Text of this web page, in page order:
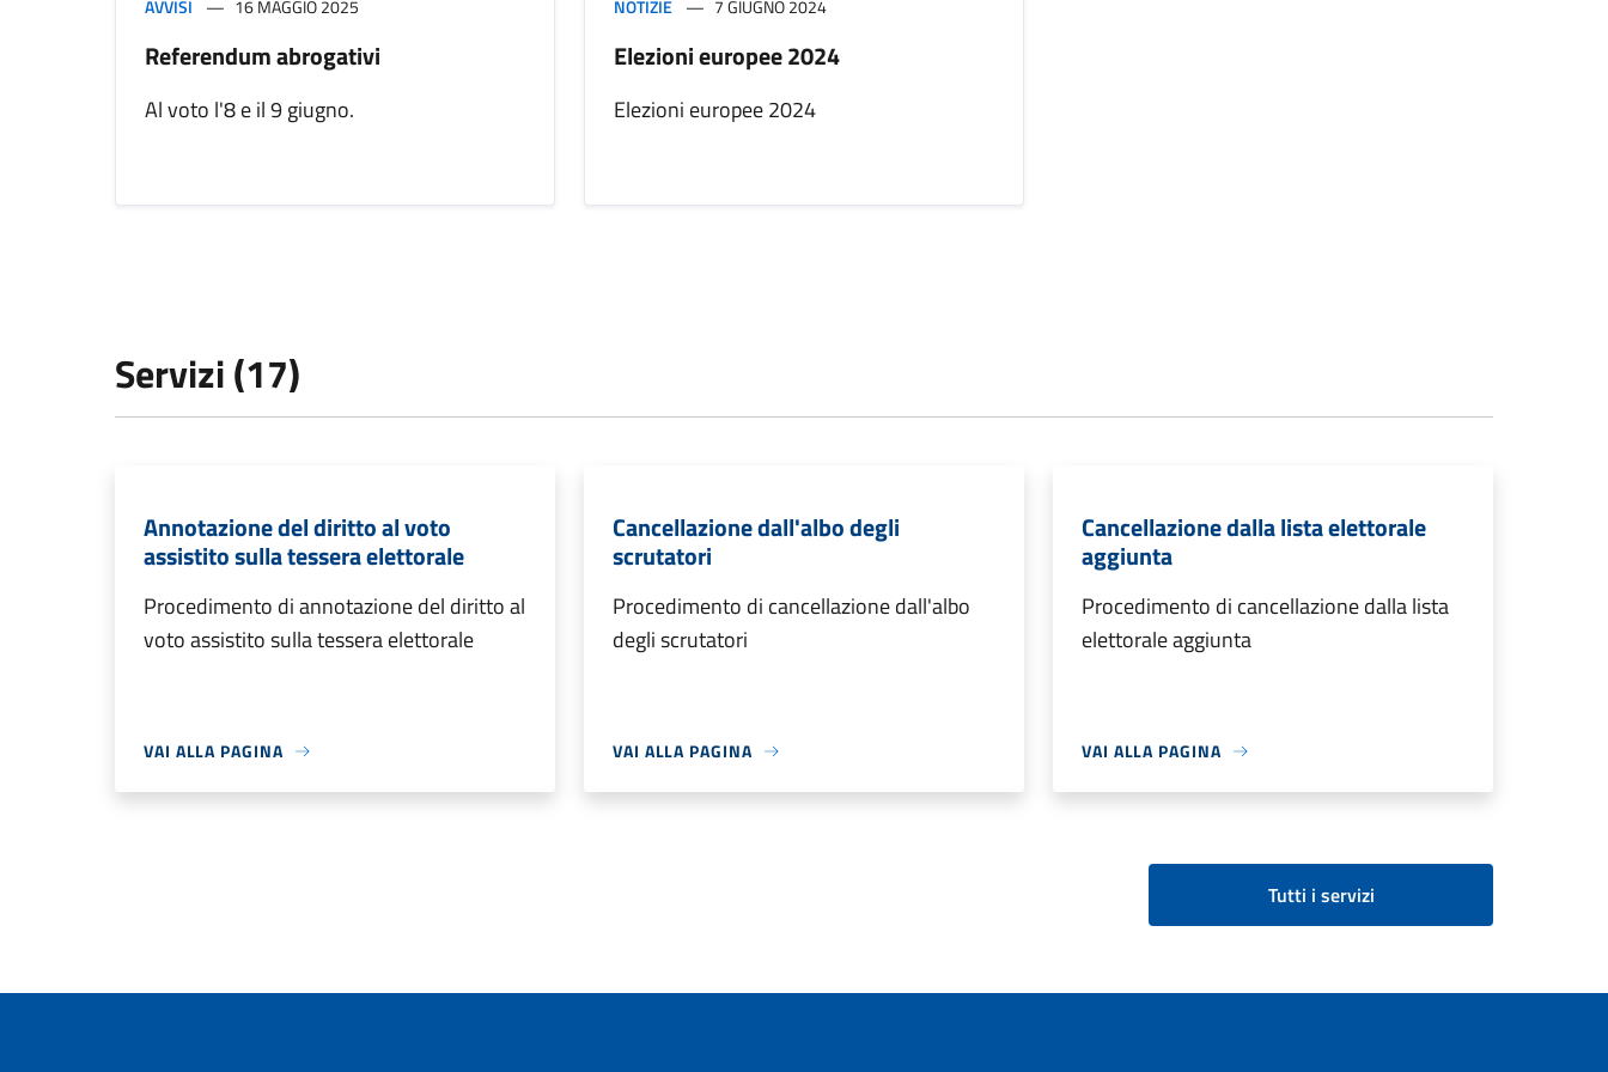
AVVISI 16 MAGGIO 2025
Referendum abrogativi
Al voto l'8 e il 9 giugno.
NOTIZIE 7 GIUGNO 2024
Elezioni europee 2024
Elezioni europee 2024
Servizi (17)
Annotazione del diritto al voto
assistito sulla tessera elettorale
Procedimento di annotazione del diritto al
voto assistito sulla tessera elettorale
VAI ALLA PAGINA
Cancellazione dall'albo degli
scrutatori
Procedimento di cancellazione dall'albo
degli scrutatori
VAI ALLA PAGINA
Cancellazione dalla lista elettorale
aggiunta
Procedimento di cancellazione dalla lista
elettorale aggiunta
VAI ALLA PAGINA
Tutti i servizi